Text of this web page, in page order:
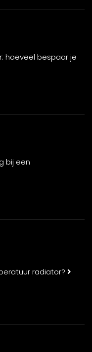
hoeveel bespaar je
bij een
radiator?